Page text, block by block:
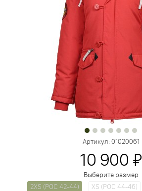
Артикул:01020061
10 900 ₽
Выберите размер
2XS (РОС 42-44)
XS (РОС 44-46)